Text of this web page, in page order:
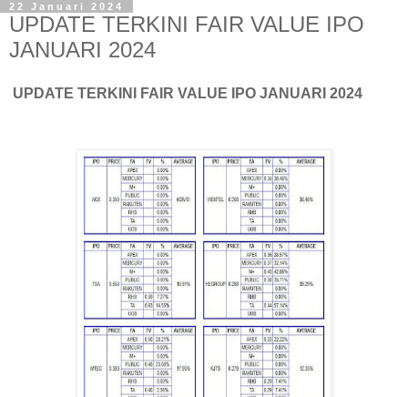
22 Januari 2024
UPDATE TERKINI FAIR VALUE IPO
JANUARI 2024
UPDATE TERKINI FAIR VALUE IPO JANUARI 2024